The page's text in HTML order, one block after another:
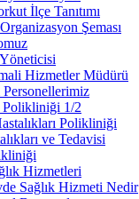
İlçe Tanıtımı
Şeması
Hizmetler Müdürü
1/2
Polikliniği
ve Tedavisi
Hizmetleri
Sağlık Hizmeti Nedir